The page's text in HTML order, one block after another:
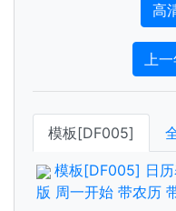
高
上
模板[DF005]
模板[DF005] 日
版 周一开始 带农历